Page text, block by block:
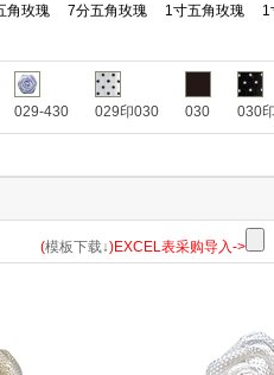
角玫瑰 7分五角玫瑰 1寸五角玫瑰 1
029-430 029印030 030 030
148-183 153 154 156
250-789 250印029 250印
(模板下载↓)EXCEL表采购导入->